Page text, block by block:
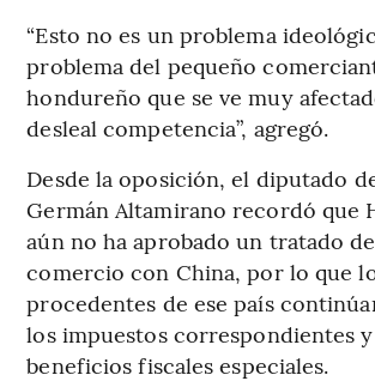
“Esto no es un problema
problema del pequeño
hondureño que se ve muy
desleal competencia”, agregó.
Desde la oposición, el diputado
Germán Altamirano recordó que
aún no ha aprobado un tratado
comercio con China, por lo que
procedentes de ese país
los impuestos correspondientes
beneficios fiscales especiales.